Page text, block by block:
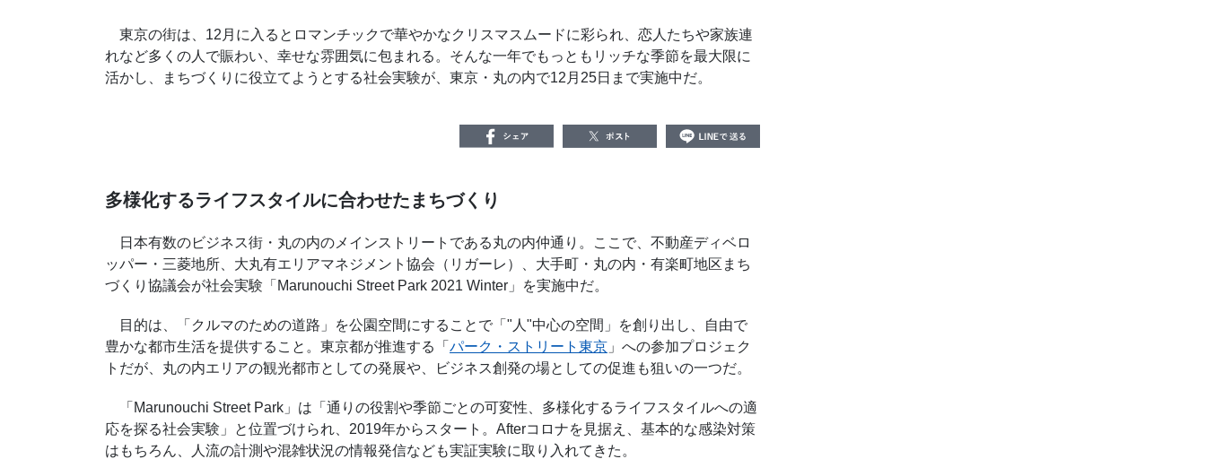
東京の街は、12月に入るとロマンチックで華やかなクリスマスムードに彩られ、恋人たちや家族連
れなど多くの人で賑わい、幸せな雰囲気に包まれる。そんな一年でもっともリッチな季節を最大限に
活かし、まちづくりに役立てようとする社会実験が、東京・丸の内で12月25日まで実施中だ。
多様化するライフスタイルに合わせたまちづくり
日本有数のビジネス街・丸の内のメインストリートである丸の内仲通り。ここで、不動産ディベロ
ッパー・三菱地所、大丸有エリアマネジメント協会（リガーレ）、大手町・丸の内・有楽町地区まち
づくり協議会が社会実験「Marunouchi Street Park 2021 Winter」を実施中だ。
目的は、「クルマのための道路」を公園空間にすることで「"人"中心の空間」を創り出し、自由で
豊かな都市生活を提供すること。東京都が推進する「 パーク・ストリート東京 」への参加プロジェク
トだが、丸の内エリアの観光都市としての発展や、ビジネス創発の場としての促進も狙いの一つだ。
「Marunouchi Street Park」は「通りの役割や季節ごとの可変性、多様化するライフスタイルへの適
応を探る社会実験」と位置づけられ、2019年からスタート。Afterコロナを見据え、基本的な感染対策
はもちろん、人流の計測や混雑状況の情報発信なども実証実験に取り入れてきた。